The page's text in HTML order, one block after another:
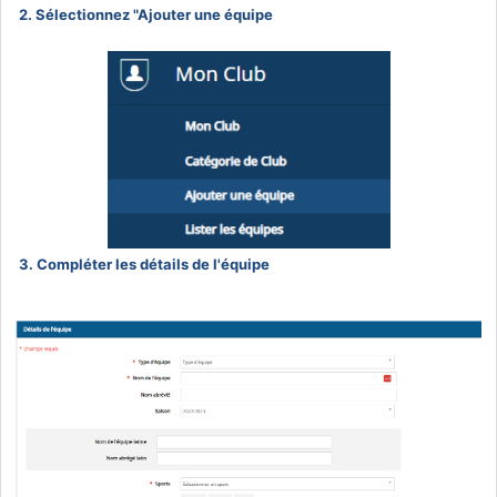
2. Sélectionnez "Ajouter une équipe
3. Compléter les détails de l'équipe